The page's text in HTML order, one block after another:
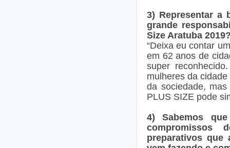
3) Representar a
grande
Size Aratuba
“Deixa eu contar
em 62 anos de
super
mulheres da
da sociedade,
PLUS SIZE pode
4) Sabemos
preparativos que